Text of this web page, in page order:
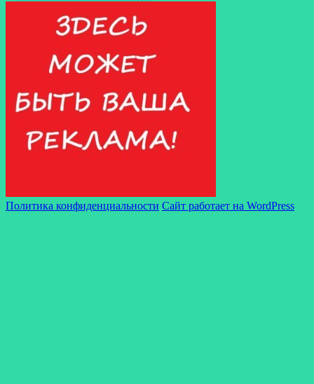
Политика конфиденциальности Сайт работает на WordPress